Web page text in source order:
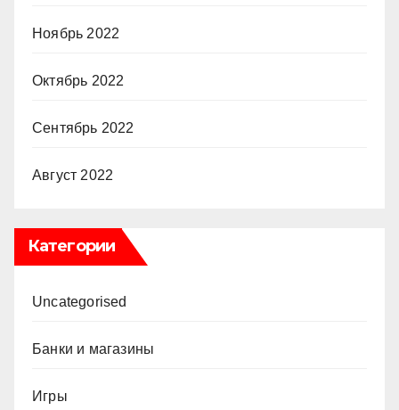
Ноябрь 2022
Октябрь 2022
Сентябрь 2022
Август 2022
Категории
Uncategorised
Банки и магазины
Игры